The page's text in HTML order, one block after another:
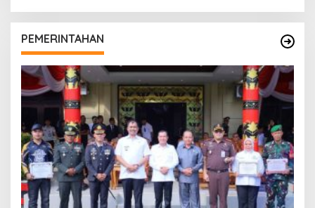
PEMERINTAHAN